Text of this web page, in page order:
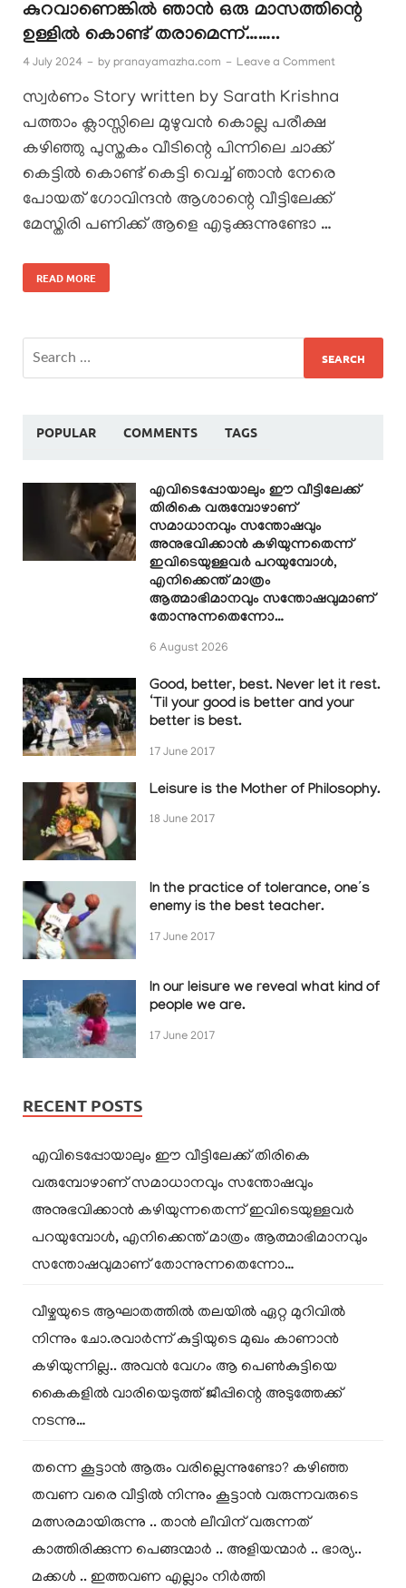
കുറവാണെങ്കിൽ ഞാൻ ഒരു മാസത്തിന്റെ
ഉള്ളിൽ കൊണ്ട് തരാമെന്ന്……..
4 July 2024 - by pranayamazha.com - Leave a Comment
സ്വർണം Story written by Sarath Krishna
പത്താം ക്ലാസ്സിലെ മുഴുവൻ കൊല്ല പരീക്ഷ
കഴിഞ്ഞു പുസ്തകം വീടിന്റെ പിന്നിലെ ചാക്ക്
കെട്ടിൽ കൊണ്ട് കെട്ടി വെച്ച് ഞാൻ നേരെ
പോയത് ഗോവിന്ദൻ ആശാന്റെ വീട്ടിലേക്ക്
മേസ്തിരി പണിക്ക് ആളെ എടുക്കുന്നുണ്ടോ …
READ MORE
POPULAR COMMENTS TAGS
എവിടെപ്പോയാലും ഈ വീട്ടിലേക്ക്
തിരികെ വരുമ്പോഴാണ്
സമാധാനവും സന്തോഷവും
അനുഭവിക്കാൻ കഴിയുന്നതെന്ന്
ഇവിടെയുള്ളവർ പറയുമ്പോൾ,
എനിക്കെന്ത് മാത്രം
ആത്മാഭിമാനവും സന്തോഷവുമാണ്
തോന്നുന്നതെന്നോ…
6 August 2026
Good, better, best. Never let it rest.
‘Til your good is better and your
better is best.
17 June 2017
Leisure is the Mother of Philosophy.
18 June 2017
In the practice of tolerance, one’s
enemy is the best teacher.
17 June 2017
In our leisure we reveal what kind of
people we are.
17 June 2017
RECENT POSTS
എവിടെപ്പോയാലും ഈ വീട്ടിലേക്ക് തിരികെ
വരുമ്പോഴാണ് സമാധാനവും സന്തോഷവും
അനുഭവിക്കാൻ കഴിയുന്നതെന്ന് ഇവിടെയുള്ളവർ
പറയുമ്പോൾ, എനിക്കെന്ത് മാത്രം ആത്മാഭിമാനവും
സന്തോഷവുമാണ് തോന്നുന്നതെന്നോ…
വീഴ്ചയുടെ ആഘാതത്തിൽ തലയിൽ ഏറ്റ മുറിവിൽ
നിന്നും ചോ.രവാർന്ന് കുട്ടിയുടെ മുഖം കാണാൻ
കഴിയുന്നില്ല.. അവൻ വേഗം ആ പെൺകുട്ടിയെ
കൈകളിൽ വാരിയെടുത്ത് ജീപ്പിന്റെ അടുത്തേക്ക്
നടന്നു…
തന്നെ കൂട്ടാൻ ആരും വരില്ലെന്നുണ്ടോ? കഴിഞ്ഞ
തവണ വരെ വീട്ടിൽ നിന്നും കൂട്ടാൻ വരുന്നവരുടെ
മത്സരമായിരുന്നു .. താൻ ലീവിന് വരുന്നത്
കാത്തിരിക്കുന്ന പെങ്ങന്മാർ .. അളിയന്മാർ .. ഭാര്യ..
മക്കൾ .. ഇത്തവണ എല്ലാം നിർത്തി